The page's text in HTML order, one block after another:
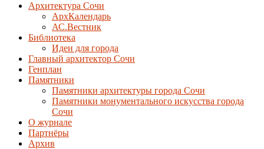
Архитектура Сочи
АрхКалендарь
АС.Вестник
Библиотека
Идеи для города
Главный архитектор Сочи
Генплан
Памятники
Памятники архитектуры города Сочи
Памятники монументального искусства города
Сочи
О журнале
Партнёры
Архив